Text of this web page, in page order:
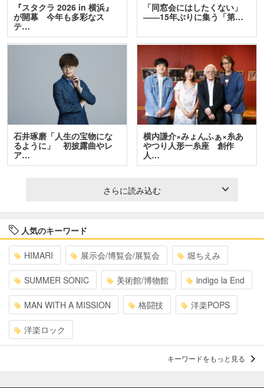
『スタクラ 2026 in 横浜』
が開幕 今年も多彩なス
テ…
「同窓会にはしたくない」
――15年ぶりに集う「第…
石井琢磨「人生の宝物にな
るように」 初披露曲やレ
ア…
横内謙介×みょんふぁ×糸あ
やつり人形一糸座 創作
人…
さらに読み込む
人気のキーワード
HIMARI 展示会/博覧会/展覧会 堀ちえみ
SUMMER SONIC 美術館/博物館 indigo la End
MAN WITH A MISSION 格闘技 洋楽POPS
洋楽ロック
キーワードをもっと見る